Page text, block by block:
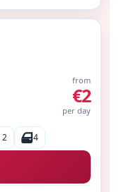
from
€2
per day
2 4